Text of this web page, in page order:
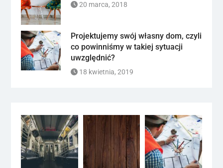
20 marca, 2018
Projektujemy swój własny dom, czyli
co powinniśmy w takiej sytuacji
uwzględnić?
18 kwietnia, 2019